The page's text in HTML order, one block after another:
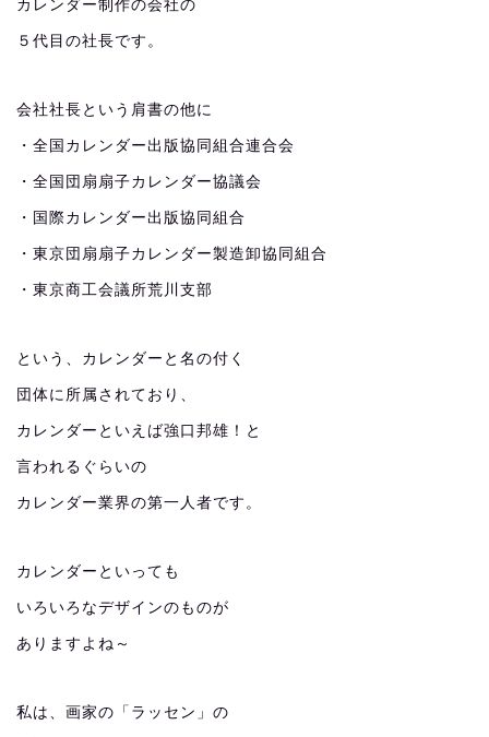
カレンダー制作の会社の
５代目の社長です。
会社社長という肩書の他に
・全国カレンダー出版協同組合連合会
・全国団扇扇子カレンダー協議会
・国際カレンダー出版協同組合
・東京団扇扇子カレンダー製造卸協同組合
・東京商工会議所荒川支部
という、カレンダーと名の付く
団体に所属されており、
カレンダーといえば強口邦雄！と
言われるぐらいの
カレンダー業界の第一人者です。
カレンダーといっても
いろいろなデザインのものが
ありますよね～
私は、画家の「ラッセン」の